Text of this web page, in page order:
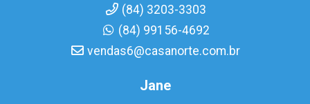
(84) 3203-3303
(84) 99156-4692
vendas6@casanorte.com.br
Jane